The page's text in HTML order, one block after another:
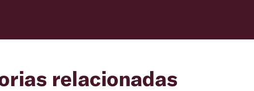
relacionadas